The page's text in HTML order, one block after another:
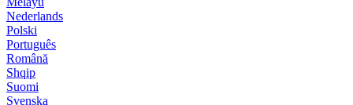
Nederlands
Polski
Português
Română
Shqip
Suomi
Svenska